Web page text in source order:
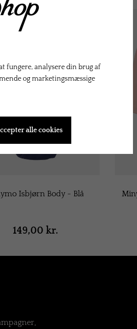
Isbjørn Body - Blå
149,00 kr.
fungere, analysere din brug af
og marketingsmæssige
alle cookies